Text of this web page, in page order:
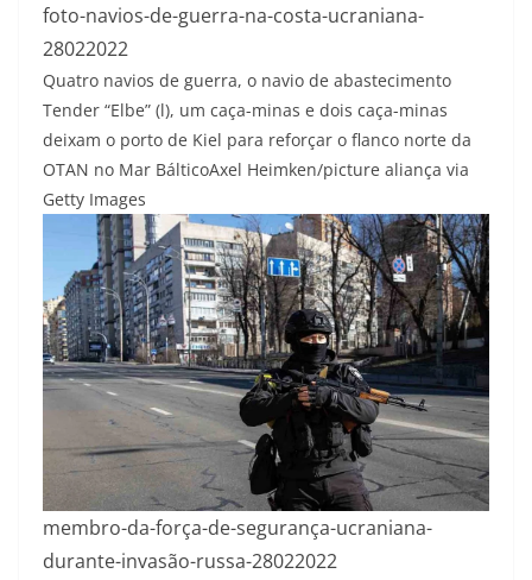
foto-navios-de-guerra-na-costa-ucraniana-
28022022
Quatro navios de guerra, o navio de abastecimento
Tender “Elbe” (l), um caça-minas e dois caça-minas
deixam o porto de Kiel para reforçar o flanco norte da
OTAN no Mar BálticoAxel Heimken/picture aliança via
Getty Images
membro-da-força-de-segurança-ucraniana-
durante-invasão-russa-28022022